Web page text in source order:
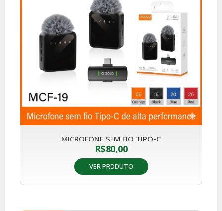
MICROFONE SEM FIO TIPO-C
R$80,00
VER PRODUTO